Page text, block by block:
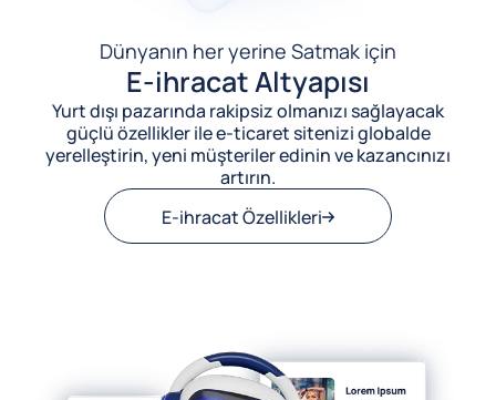
Dünyanın her yerine Satmak için
E-ihracat Altyapısı
Yurt dışı pazarında rakipsiz olmanızı sağlayacak
güçlü özellikler ile e-ticaret sitenizi globalde
yerelleştirin, yeni müşteriler edinin ve kazancınızı
artırın.
E-ihracat Özellikleri